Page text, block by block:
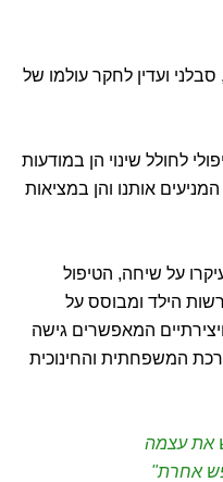
ועדין לחקר עולמו של
לחולל שינוי הן במודעות
אותנו והן במציאות
על שיחה, הטיפול
הילד ומבוסס על
המאפשרים גישה
המשפחתית והחינוכית
את עצמה
אחרת"